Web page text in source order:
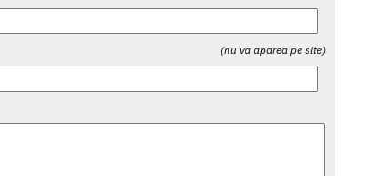
(nu va aparea pe site)